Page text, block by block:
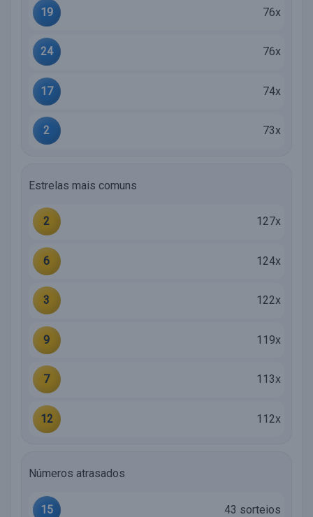
19 76x
24 76x
17 74x
2 73x
Estrelas mais comuns
2 127x
6 124x
3 122x
9 119x
7 113x
12 112x
Números atrasados
15 43 sorteios